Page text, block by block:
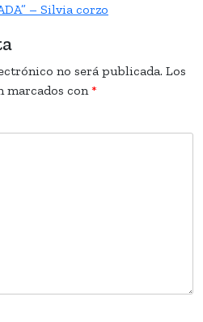
– Silvia corzo
no será publicada. Los
marcados con *